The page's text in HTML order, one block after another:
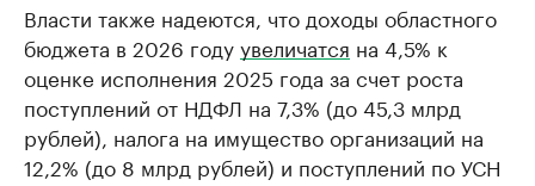
Власти также надеются, что доходы областного
бюджета в 2026 годуувеличатся на 4,5% к
оценке исполнения 2025 года за счет роста
поступлений от НДФЛ на 7,3% (до 45,3 млрд
рублей), налога на имущество организаций на
12,2% (до 8 млрд рублей) и поступлений по УСН